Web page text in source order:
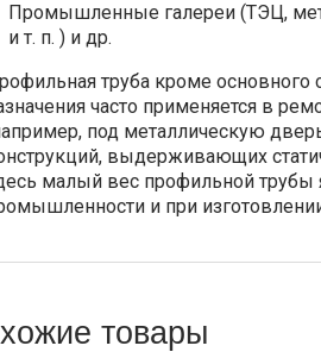
Промышленные галереи (ТЭЦ,
и т. п. ) и др.
труба кроме основного
часто применяется в
под металлическую
выдерживающих
малый вес профильной
и при
товары